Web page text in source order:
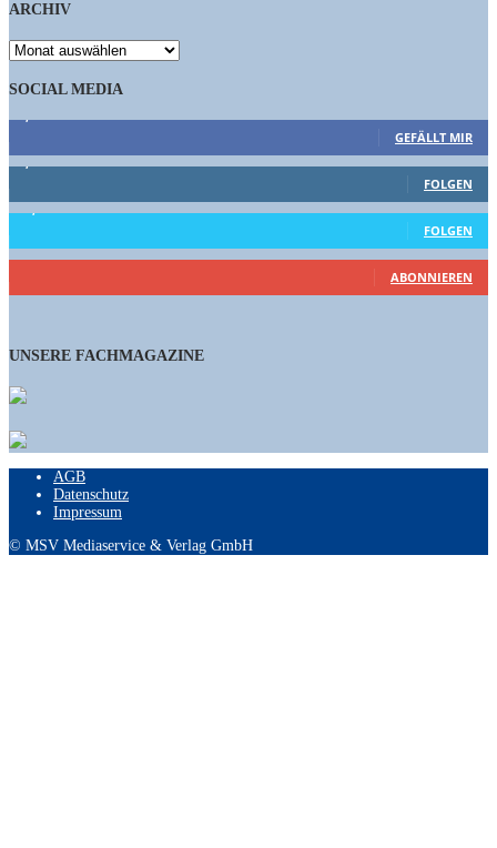
ARCHIV
ARCHIV
SOCIAL MEDIA
GEFÄLLT MIR
FOLGEN
FOLGEN
ABONNIEREN
UNSERE FACHMAGAZINE
AGB
Datenschutz
Impressum
© MSV Mediaservice & Verlag GmbH